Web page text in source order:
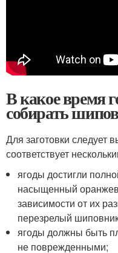
В какое время
собирать
Для заготовки следует
соответствует
ягоды достигли
насыщенный
зависимости от их
перезрелый
ягоды должны быть
не поврежденными;